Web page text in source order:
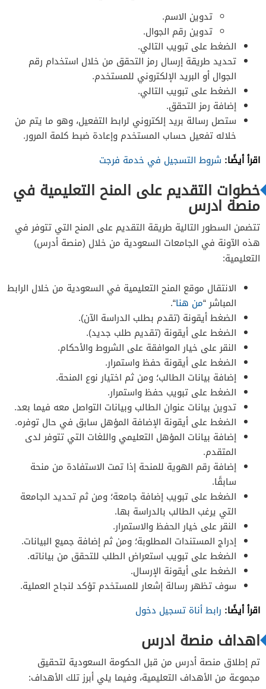
تدوين الاسم.
تدوين رقم الجوال.
الضغط على تبويب التالي.
تحديد طريقة إرسال رمز التحقق من خلال استخدام رقم
الجوال أو البريد الإلكتروني للمستخدم.
الضغط على تبويب التالي.
إضافة رمز التحقق.
ستصل رسالة بريد إلكتروني لرابط التفعيل، وهو ما يتم من
خلاله تفعيل حساب المستخدم وإعادة ضبط كلمة المرور.
اقرأ أيضًا: شروط التسجيل في خدمة فرجت
خطوات التقديم على المنح التعليمية في
منصة ادرس
تتضمن السطور التالية طريقة التقديم على المنح التي تتوفر في
هذه الآونة في الجامعات السعودية من خلال (منصة أدرس)
التعليمية:
الانتقال موقع المنح التعليمية في السعودية من خلال الرابط
المباشر “من هنا“.
الضغط أيقونة (تقدم بطلب الدراسة الآن).
الضغط على أيقونة (تقديم طلب جديد).
النقر على خيار الموافقة على الشروط والأحكام.
الضغط على أيقونة حفظ واستمرار.
إضافة بيانات الطالب؛ ومن ثم اختيار نوع المنحة.
الضغط على تبويب حفظ واستمرار.
تدوين بيانات عنوان الطالب وبيانات التواصل معه فيما بعد.
الضغط على أيقونة الإضافة المؤهل سابق في حال توفره.
إضافة بيانات المؤهل التعليمي واللغات التي تتوفر لدى
المتقدم.
إضافة رقم الهوية للمنحة إذا تمت الاستفادة من منحة
سابقًا.
الضغط على تبويب إضافة جامعة؛ ومن ثم تحديد الجامعة
التي يرغب الطالب بالدراسة بها.
النقر على خيار الحفظ والاستمرار.
إدراج المستندات المطلوبة؛ ومن ثم إضافة جميع البيانات.
الضغط على تبويب استعراض الطلب للتحقق من بياناته.
الضغط على أيقونة الإرسال.
سوف تظهر رسالة إشعار للمستخدم تؤكد لنجاح العملية.
اقرأ أيضًا: رابط أناة تسجيل دخول
اهداف منصة ادرس
تم إطلاق منصة أدرس من قبل الحكومة السعودية لتحقيق
مجموعة من الأهداف التعليمية، وفيما يلي أبرز تلك الأهداف: